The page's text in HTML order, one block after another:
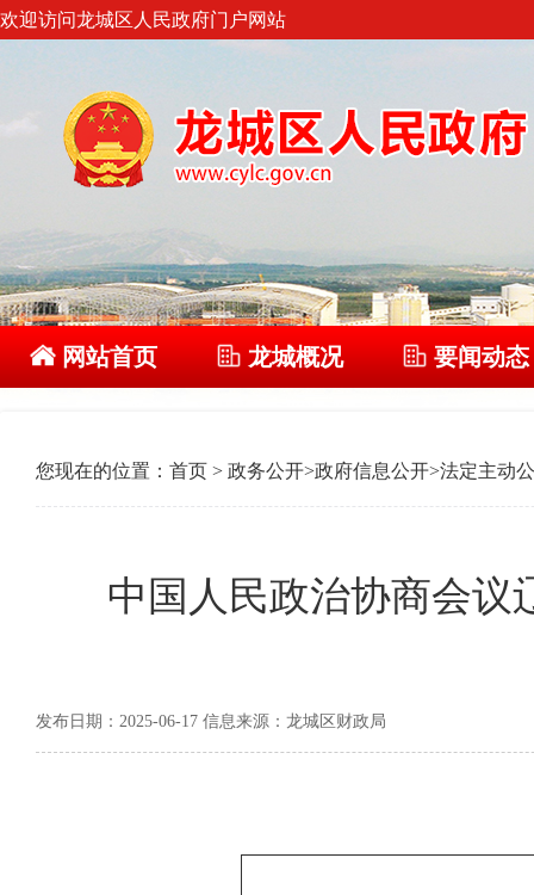
欢迎访问龙城区人民政府门户网站
网站首页 龙城概况 要闻动态
您现在的位置： 首页 > 政务公开>政府信息公开>法定主动
中国人民政治协商会议
发布日期：2025-06-17 信息来源：龙城区财政局